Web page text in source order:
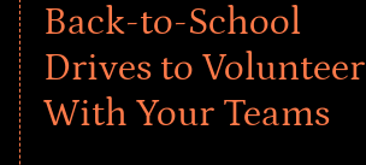
Back-to-School
Drives to Volunteer
With Your Teams